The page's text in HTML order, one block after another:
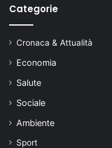
Categorie
Cronaca & Attualità
Economia
Salute
Sociale
Ambiente
Sport